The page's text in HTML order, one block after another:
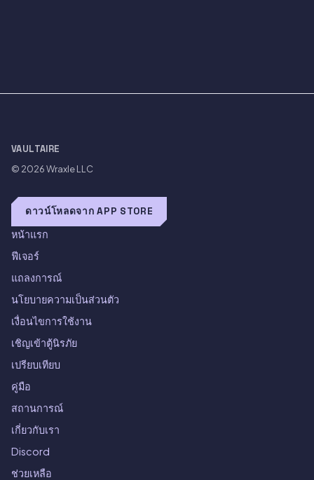
VAULTAIRE
© 2026Wraxle LLC
ดาวน์โหลดจาก APP STORE
หน้าแรก
ฟีเจอร์
แถลงการณ์
นโยบายความเป็นส่วนตัว
เงื่อนไขการใช้งาน
เชิญเข้าตู้นิรภัย
เปรียบเทียบ
คู่มือ
สถานการณ์
เกี่ยวกับเรา
Discord
ช่วยเหลือ